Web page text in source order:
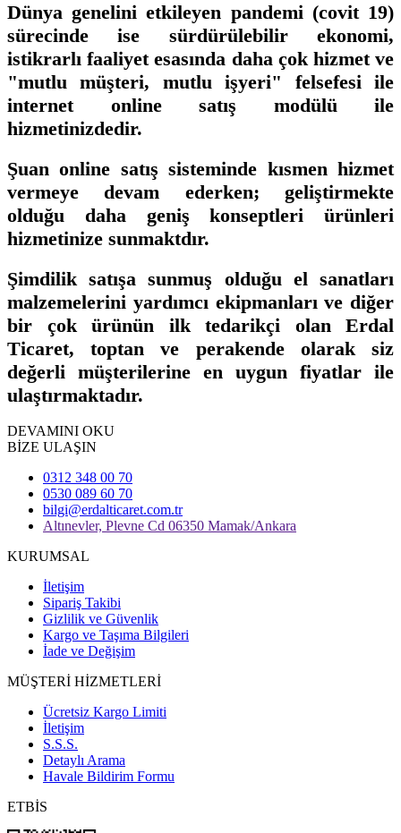
Dünya genelini etkileyen pandemi (covit 19)
sürecinde ise sürdürülebilir ekonomi,
istikrarlı faaliyet esasında daha çok hizmet ve
"mutlu müşteri, mutlu işyeri" felsefesi ile
internet online satış modülü ile
hizmetinizdedir.
Şuan online satış sisteminde kısmen hizmet
vermeye devam ederken; geliştirmekte
olduğu daha geniş konseptleri ürünleri
hizmetinize sunmaktdır.
Şimdilik satışa sunmuş olduğu el sanatları
malzemelerini yardımcı ekipmanları ve diğer
bir çok ürünün ilk tedarikçi olan Erdal
Ticaret, toptan ve perakende olarak siz
değerli müşterilerine en uygun fiyatlar ile
ulaştırmaktadır.
DEVAMINI OKU
BİZE ULAŞIN
0312 348 00 70
0530 089 60 70
bilgi@erdalticaret.com.tr
Altınevler, Plevne Cd 06350 Mamak/Ankara
KURUMSAL
İletişim
Sipariş Takibi
Gizlilik ve Güvenlik
Kargo ve Taşıma Bilgileri
İade ve Değişim
MÜŞTERİ HİZMETLERİ
Ücretsiz Kargo Limiti
İletişim
S.S.S.
Detaylı Arama
Havale Bildirim Formu
ETBİS